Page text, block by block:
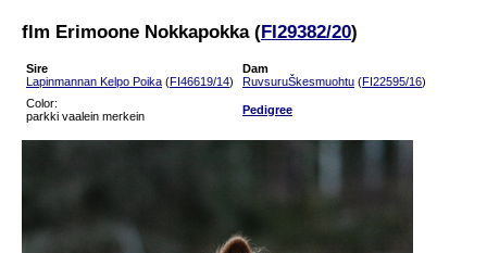
flm Erimoone Nokkapokka (FI29382/20)
Sire
Lapinmannan Kelpo Poika (FI46619/14)
Dam
RuvsuruŠkesmuohtu (FI22595/16)
Color:
parkki vaalein merkein
Pedigree